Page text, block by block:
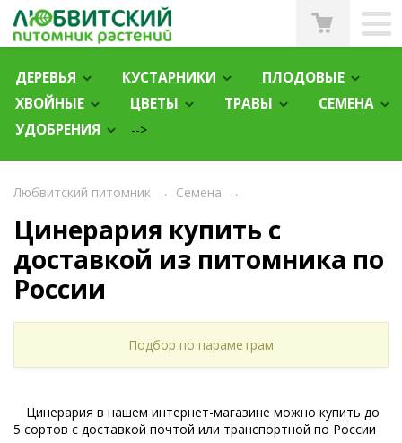
ДЕРЕВЬЯ КУСТАРНИКИ
ПЛОДОВЫЕ
ХВОЙНЫЕ
ЦВЕТЫ ТРАВЫ
СЕМЕНА
УДОБРЕНИЯ
-->
Любвитский питомник → Семена →
Цинерария купить с
доставкой из питомника по
России
Подбор по параметрам
Цинерария в нашем интернет-магазине можно купить до
5 сортов с доставкой почтой или транспортной по России